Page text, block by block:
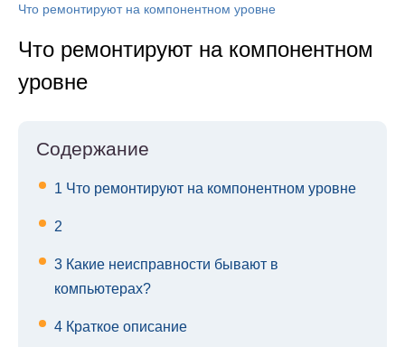
Что ремонтируют на компонентном уровне
Что ремонтируют на компонентном
уровне
Содержание
1 Что ремонтируют на компонентном уровне
2
3 Какие неисправности бывают в
компьютерах?
4 Краткое описание